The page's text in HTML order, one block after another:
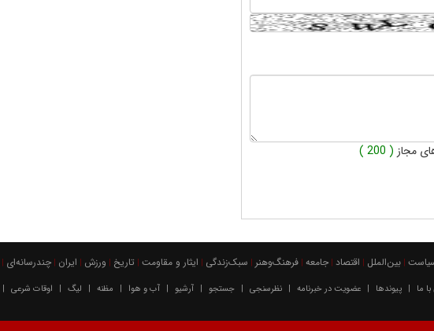
مجاز ( 200 )
| بين‌الملل | اقتصاد | جامعه | فرهنگ‌و‌هنر | سبک‌زندگی | ایثار و مقاومت | تاریخ | ورزش | ايران | چندرسانه‌ای |
ما | پیوندها | عضویت در خبرنامه | نظرسنجی | جستجو | آرشیو | آب و هوا | مظنه | لیگ | اوقات شرعی |